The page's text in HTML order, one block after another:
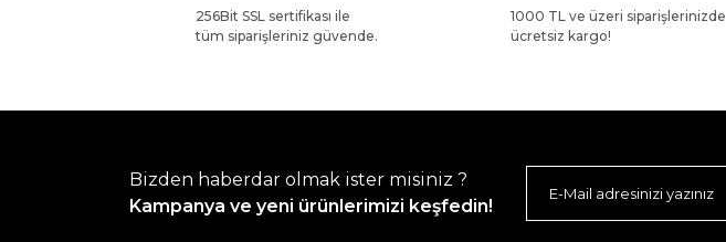
256Bit SSL sertifikası ile
tüm siparişleriniz güvende.
1000 TL ve üzeri siparişlerinizde
ücretsiz kargo!
Bizden haberdar olmak ister misiniz ?
Kampanya ve yeni ürünlerimizi keşfedin!